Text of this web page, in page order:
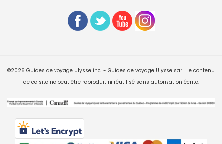
©2026 Guides de voyage Ulysse inc. - Guides de voyage Ulysse sarl. Le contenu
de ce site ne peut être reproduit ni réutilisé sans autorisation écrite.